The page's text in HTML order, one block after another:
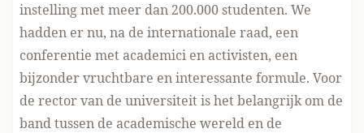
instelling met meer dan 200.000 studenten. We
hadden er nu, na de internationale raad, een
conferentie met academici en activisten, een
bijzonder vruchtbare en interessante formule. Voor
de rector van de universiteit is het belangrijk om de
band tussen de academische wereld en de